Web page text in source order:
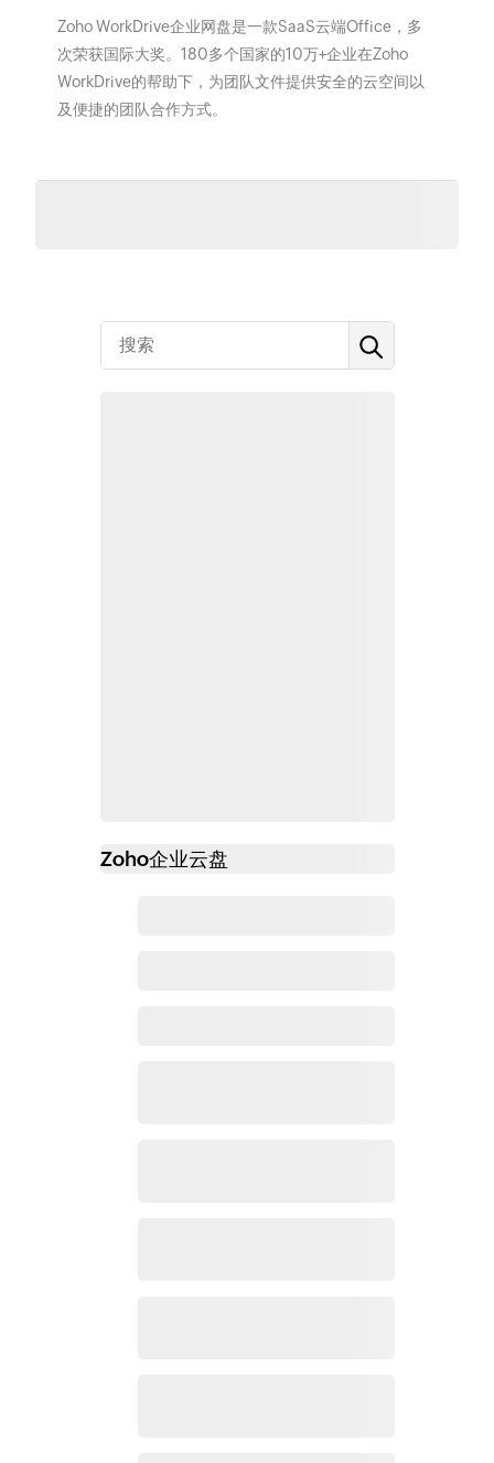
Zoho WorkDrive企业网盘是一款SaaS云端Office，多
次荣获国际大奖。180多个国家的10万+企业在Zoho
WorkDrive的帮助下，为团队文件提供安全的云空间以
及便捷的团队合作方式。
Zoho企业云盘